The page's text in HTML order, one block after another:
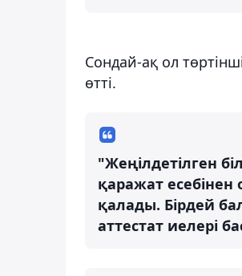
Сондай-ақ ол төртінші
өтті.
"Жеңілдетілген
қаражат есебінен
қалады. Бірдей
аттестат иелері